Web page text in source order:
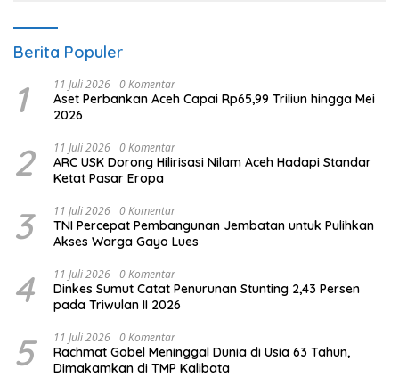
Berita Populer
1 11 Juli 2026 0 Komentar
Aset Perbankan Aceh Capai Rp65,99 Triliun hingga Mei
2026
2 11 Juli 2026 0 Komentar
ARC USK Dorong Hilirisasi Nilam Aceh Hadapi Standar
Ketat Pasar Eropa
3 11 Juli 2026 0 Komentar
TNI Percepat Pembangunan Jembatan untuk Pulihkan
Akses Warga Gayo Lues
4 11 Juli 2026 0 Komentar
Dinkes Sumut Catat Penurunan Stunting 2,43 Persen
pada Triwulan II 2026
5 11 Juli 2026 0 Komentar
Rachmat Gobel Meninggal Dunia di Usia 63 Tahun,
Dimakamkan di TMP Kalibata